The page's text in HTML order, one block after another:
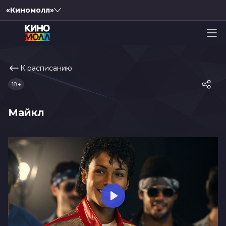
«Киномолл»
К расписанию
Майкл
18+
Play